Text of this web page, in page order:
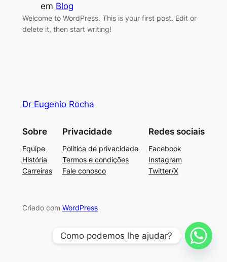
em Blog
Welcome to WordPress. This is your first post. Edit or
delete it, then start writing!
Dr Eugenio Rocha
Sobre
Equipe
História
Carreiras
Privacidade
Política de privacidade
Termos e condições
Fale conosco
Redes sociais
Facebook
Instagram
Twitter/X
Criado com WordPress
Como podemos lhe ajudar?